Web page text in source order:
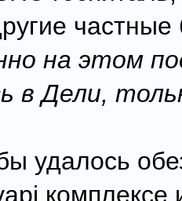
на этом
в Дели,
удалось
комплексе